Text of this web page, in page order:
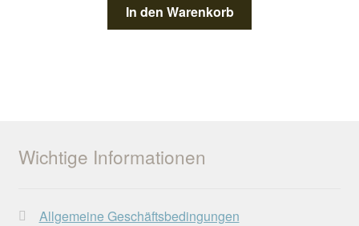
In den Warenkorb
Wichtige Informationen
Allgemeine Geschäftsbedingungen